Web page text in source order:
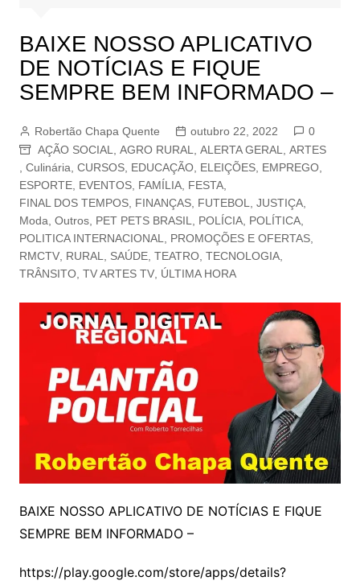
BAIXE NOSSO APLICATIVO
DE NOTÍCIAS E FIQUE
SEMPRE BEM INFORMADO –
Robertão Chapa Quente outubro 22, 2022
0
AÇÃO SOCIAL
AGRO RURAL ALERTA GERAL
ARTES
Culinária CURSOS, EDUCAÇÃO, ELEIÇÕES, EMPREGO,
ESPORTE, EVENTOS, FAMÍLIA, FESTA,
FINAL DOS TEMPOS, FINANÇAS, FUTEBOL JUSTIÇA,
Moda Outros, PET PETS BRASIL POLÍCIA, POLÍTICA,
POLITICA INTERNACIONAL
PROMOÇÕES E OFERTAS,
RMCTV, RURAL SAÚDE, TEATRO, TECNOLOGIA,
TRÂNSITO, TV ARTES TV, ÚLTIMA HORA
BAIXE NOSSO APLICATIVO DE NOTÍCIAS E FIQUE
SEMPRE BEM INFORMADO –
https://play.google.com/store/apps/details?